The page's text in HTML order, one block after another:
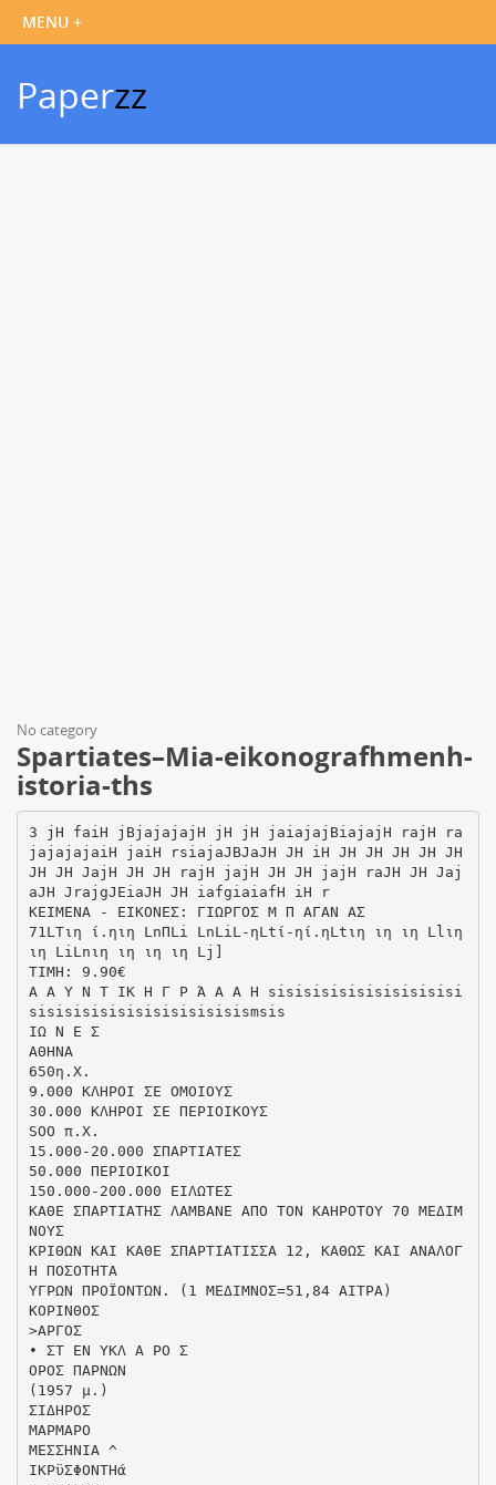
Paperzz
No category
Spartiates–Mia-eikonografhmenh-
istoria-ths
3 jH faiH jBjajajajH jH jH jaiajajBiajajH rajH ra
jajajajaiH jaiH rsiajaJBJaJH JH iH JH JH JH JH JH
JH JH JajH JH JH rajH jajH JH JH jajH raJH JH Jaj
aJH JrajgJEiaJH JH iafgiaiafH iH r
ΚΕΙΜΕΝΑ - ΕΙΚΟΝΕΣ: ΓΙΩΡΓΟΣ Μ Π ΑΓΑΝ ΑΣ
71LTιη ί.ηιη LnΠLi LnLiL-ηLtί-ηί.ηLtιη ιη ιη Llιη
ιη LiLnιη ιη ιη ιη Lj]
ΤΙΜΗ: 9.90€
Α Α Υ Ν Τ ΙΚ Η Γ Ρ Ά Α Α Η sisisisisisisisisisisi
sisisisisisisisisisisisismsis
ΙΩ Ν Ε Σ
ΑΘΗΝΑ
650η.X.
9.000 ΚΛΗΡΟΙ ΣΕ ΟΜΟΙΟΥΣ
30.000 ΚΛΗΡΟΙ ΣΕ ΠΕΡΙΟΙΚΟΥΣ
SOO π.Χ.
15.000-20.000 ΣΠΑΡΤΙΑΤΕΣ
50.000 ΠΕΡΙΟΙΚΟΙ
150.000-200.000 ΕΙΛΩΤΕΣ
ΚΑΘΕ ΣΠΑΡΤΙΑΤΗΣ ΛΑΜΒΑΝΕ ΑΠΟ ΤΟΝ ΚΑΗΡΟΤΟΥ 70 ΜΕΔΙΜ
ΝΟΥΣ
ΚΡΙΘΩΝ ΚΑΙ ΚΑΘΕ ΣΠΑΡΤΙΑΤΙΣΣΑ 12, ΚΑΘΩΣ ΚΑΙ ΑΝΑΛΟΓ
Η ΠΟΣΟΤΗΤΑ
ΥΓΡΩΝ ΠΡΟΪΟΝΤΩΝ. (1 ΜΕΔΙΜΝΟΣ=51,84 ΑΙΤΡΑ)
ΚΟΡΙΝΘΟΣ
>ΑΡΓΟΣ
• ΣΤ ΕΝ ΥΚΛ Α ΡΟ Σ
ΟΡΟΣ ΠΑΡΝΩΝ
(1957 μ.)
ΣΙΔΗΡΟΣ
ΜΑΡΜΑΡΟ
ΜΕΣΣΗΝΙΑ ^
ΙΚΡϋΣΦΟΝΤΗά